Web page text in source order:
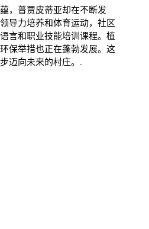
，普贾皮蒂亚却在不断发
导力培养和体育运动，社区
言和职业技能培训课程。植
保举措也正在蓬勃发展。这
迈向未来的村庄。.